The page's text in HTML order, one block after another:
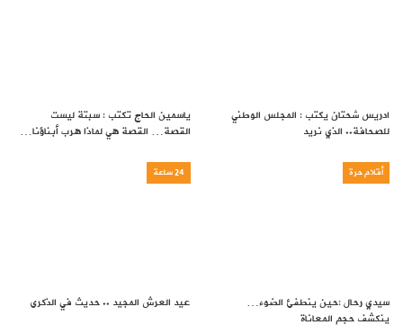
ادريس شحتان يكتب : المجلس الوطني
للصحافة.. الذي نريد
ياسمين الحاج تكتب : سبتة ليست
القصة… القصة هي لماذا هرب أبناؤنا…
أقلام حرة
سيدي رحال :حين ينطفئ الضوء…
ينكشف حجم المعاناة
24 ساعة
عيد العرش المجيد .. حديث في الذكرى